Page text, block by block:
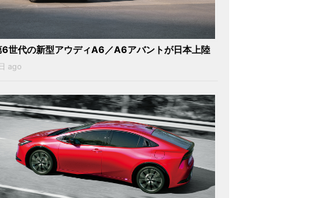
6世代の新型アウディA6／A6アバントが日本上陸
ago